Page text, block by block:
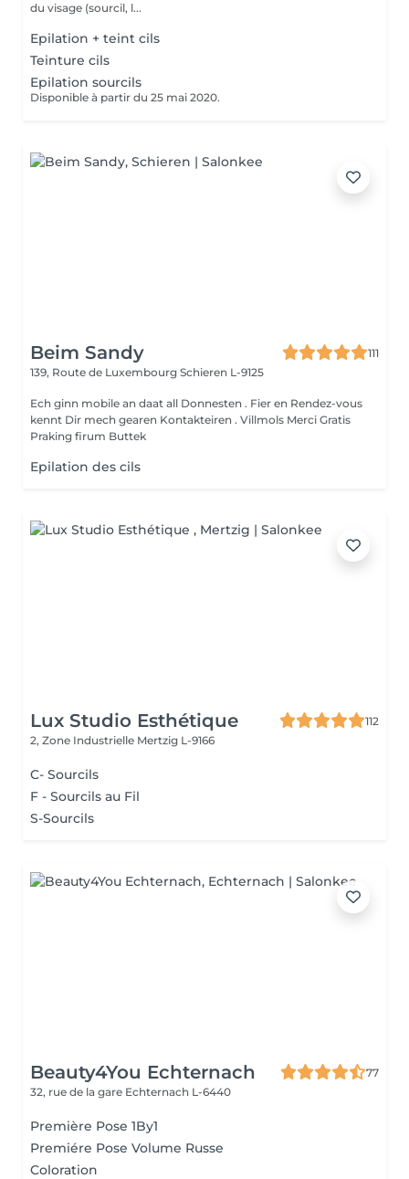
du visage (sourcil, l...
Epilation + teint cils
Teinture cils
Epilation sourcils
Disponible à partir du 25 mai 2020.
Beim Sandy
111
139, Route de Luxembourg Schieren L-9125
Ech ginn mobile an daat all Donnesten . Fier en Rendez-vous
kennt Dir mech gearen Kontakteiren . Villmols Merci Gratis
Praking firum Buttek
Epilation des cils
Lux Studio Esthétique
112
2, Zone Industrielle Mertzig L-9166
C- Sourcils
F - Sourcils au Fil
S-Sourcils
Beauty4You Echternach
77
32, rue de la gare Echternach L-6440
Première Pose 1By1
Premiére Pose Volume Russe
Coloration